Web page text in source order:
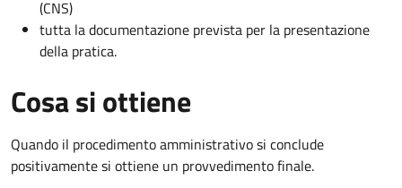
(CNS)
tutta la documentazione prevista per la presentazione
della pratica.
Cosa si ottiene
Quando il procedimento amministrativo si conclude
positivamente si ottiene un provvedimento finale.